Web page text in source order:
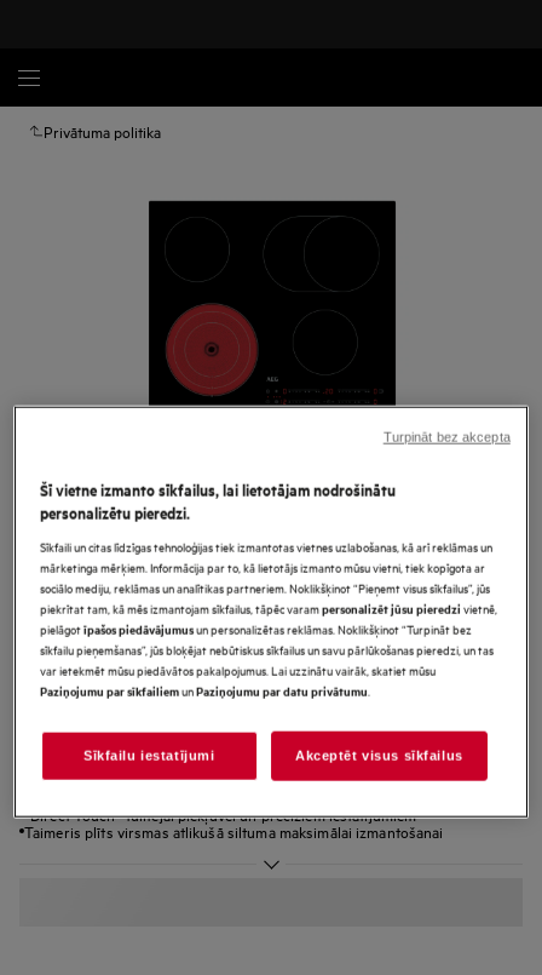
Privātuma politika
TO64RA07CB
3000.sērijas Keramikas virsma
Iebūvējama Keramiska plīts virsma
60 cm
Ražojuma informācijas lapa
Priekšrocības
“Direct Touch” tūlītējai piekļuvei un precīziem iestatījumiem
Taimeris plīts virsmas atlikušā siltuma maksimālai izmantošanai
Šī vietne izmanto sīkfailus, lai lietotājam nodrošinātu
personalizētu pieredzi.
Sīkfaili un citas līdzīgas tehnoloģijas tiek izmantotas vietnes uzlabošanas, kā arī reklāmas un
mārketinga mērķiem. Informācija par to, kā lietotājs izmanto mūsu vietni, tiek kopīgota ar
sociālo mediju, reklāmas un analītikas partneriem. Noklikšķinot “Pieņemt visus sīkfailus”, jūs
piekrītat tam, kā mēs izmantojam sīkfailus, tāpēc varampersonalizēt jūsu pieredzivietnē,
pielāgotīpašos piedāvājumusun personalizētas reklāmas. Noklikšķinot “Turpināt bez
sīkfailu pieņemšanas”, jūs bloķējat nebūtiskus sīkfailus un savu pārlūkošanas pieredzi, un tas
var ietekmēt mūsu piedāvātos pakalpojumus. Lai uzzinātu vairāk, skatiet mūsu
Paziņojumu par sīkfailiemunPaziņojumu par datu privātumu.
Sīkfailu iestatījumi Akceptēt visus sīkfailus
Turpināt bez akcepta